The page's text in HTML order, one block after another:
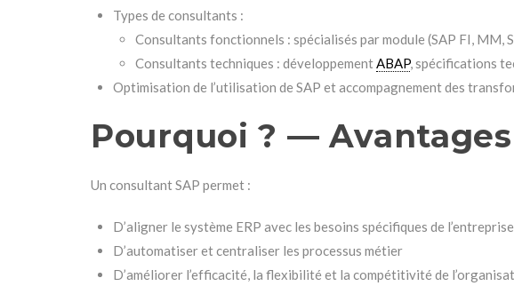
Types de consultants :
Consultants fonctionnels : spécialisés par module (SAP FI, MM,
Consultants techniques : développement ABAP, spécifications
Optimisation de l’utilisation de SAP et accompagnement des
Pourquoi ? —
Un consultant SAP permet :
D’aligner le système ERP avec les besoins spécifiques de l’entreprise
D’automatiser et centraliser les processus métier
D’améliorer l’efficacité, la flexibilité et la compétitivité de